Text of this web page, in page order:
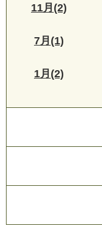
11月(2)
7月(1)
1月(2)